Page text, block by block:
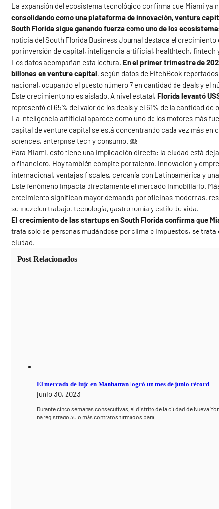
La expansión del ecosistema tecnológico confirma que Miami ya
consolidando como una plataforma de innovación, venture
South Florida sigue ganando fuerza como uno de los
noticia del South Florida Business Journal destaca el
por inversión de capital, inteligencia artificial, healthtech, fintech
Los datos acompañan esta lectura. En el primer trimestre de
billones en venture capital, según datos de PitchBook
nacional, ocupando el puesto número 7 en cantidad de deals y el
Este crecimiento no es aislado. A nivel estatal, Florida levantó
representó el 65% del valor de los deals y el 61% de la cantidad de
La inteligencia artificial aparece como uno de los motores más
capital de venture capital se está concentrando cada vez más en
sciences, enterprise tech y consumo. ￼
Para Miami, esto tiene una implicación directa: la ciudad está
o financiero. Hoy también compite por talento, innovación y
internacional, ventajas fiscales, cercanía con Latinoamérica y
Este fenómeno impacta directamente el mercado inmobiliario.
crecimiento significan mayor demanda por oficinas modernas,
se mezclen trabajo, tecnología, gastronomía y estilo de vida.
El crecimiento de las startups en South Florida confirma que
trata solo de personas mudándose por clima o impuestos; se
ciudad.
Post Relacionados
El mercado de lujo en Manhattan logró un mes de junio récord
junio 30, 2023
Durante cinco semanas consecutivas, el distrito de la ciudad de Nueva
ha registrado 30 o más contratos firmados para…